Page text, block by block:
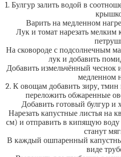
1. Булгур залить водой в
Варить на медленном
Лук и томат нарезать мелким
На сковороде с подсолнечным
лук и добавить
Добавить измельчённый чеснок
медленном
2. К овощам добавить зиру,
переложить обжаренные
Добавить готовый булгур и
Нарезать капустные листья на
см) и отправить в кипящую воду
станут
В каждый ошпаренный
виде